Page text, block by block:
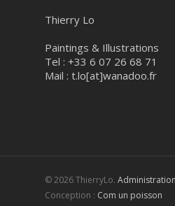
Thierry Lo
Paintings & Illustrations
Tel : +33 6 07 26 68 71
Mail : t.lo[at]wanadoo.fr
© 2026 ThierryLo. Administration
Conception : Com un poisson